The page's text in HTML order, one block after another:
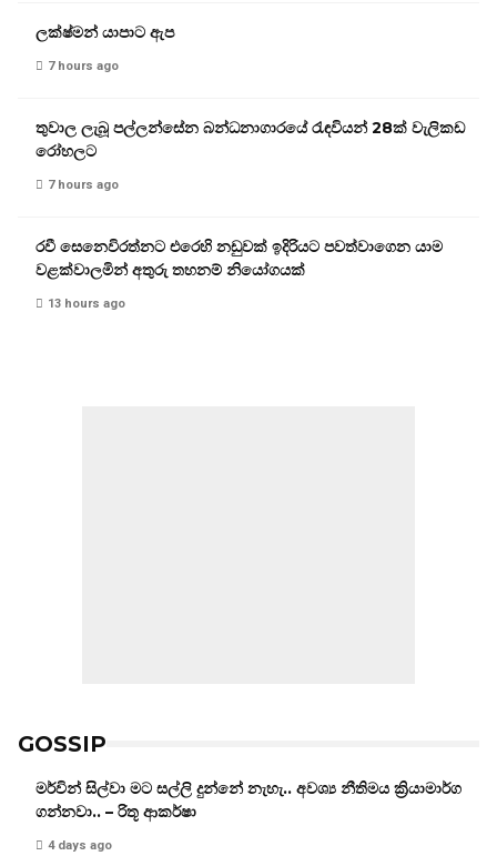
ලක්ෂ්මන් යාපාට ඇප
7 hours ago
තුවාල ලැබූ පල්ලන්සේන බන්ධනාගාරයේ රැඳවියන් 28ක් වැලිකඩ
රෝහලට
7 hours ago
රවී සෙනෙවිරත්නට එරෙහි නඩුවක් ඉදිරියට පවත්වාගෙන යාම
වළක්වාලමින් අතුරු තහනම් නියෝගයක්
13 hours ago
GOSSIP
මර්වින් සිල්වා මට සල්ලි දුන්නේ නැහැ.. අවශ්‍ය නීතිමය ක්‍රියාමාර්ග
ගන්නවා.. – රිතූ ආකර්ෂා
4 days ago